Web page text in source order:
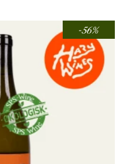
-56%